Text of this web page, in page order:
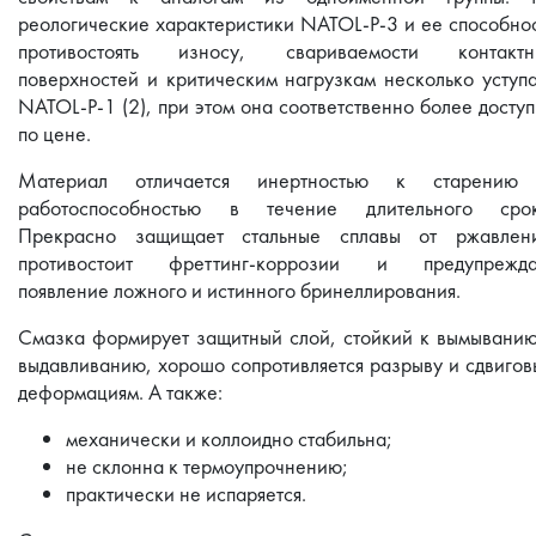
реологические характеристики NATOL-P-3 и ее
противостоять износу, свариваемости
поверхностей и критическим нагрузкам несколько
NATOL-P-1 (2), при этом она соответственно более
по цене.
Материал отличается инертностью к
работоспособностью в течение длительного
Прекрасно защищает стальные сплавы от
противостоит фреттинг-коррозии и
появление ложного и истинного бринеллирования.
Смазка формирует защитный слой, стойкий к
выдавливанию, хорошо сопротивляется разрыву и
деформациям. А также:
механически и коллоидно стабильна;
не склонна к термоупрочнению;
практически не испаряется.